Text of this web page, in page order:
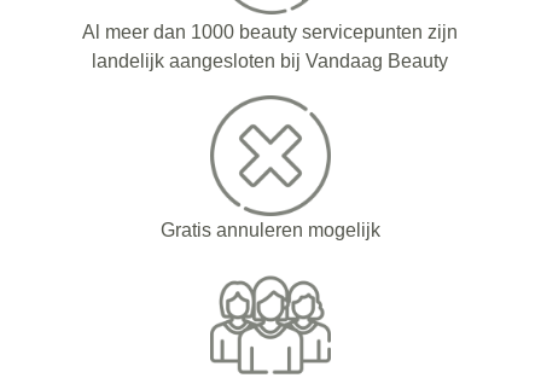
Al meer dan 1000 beauty servicepunten zijn
landelijk aangesloten bij Vandaag Beauty
Gratis annuleren mogelijk